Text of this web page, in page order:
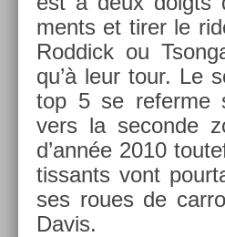
ments et tirer le
Rod­dick ou
qu’à leur tour. Le
top 5 se re­fer­me
vers la secon­de
d’année 2010
tissants vont
ses roues de
Davis.